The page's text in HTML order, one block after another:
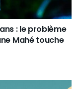
: le problème
Mahé touche